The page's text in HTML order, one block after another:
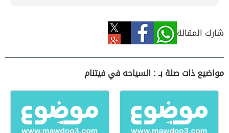
شارك المقالة
مواضيع ذات صلة بـ : السياحه في فيتنام